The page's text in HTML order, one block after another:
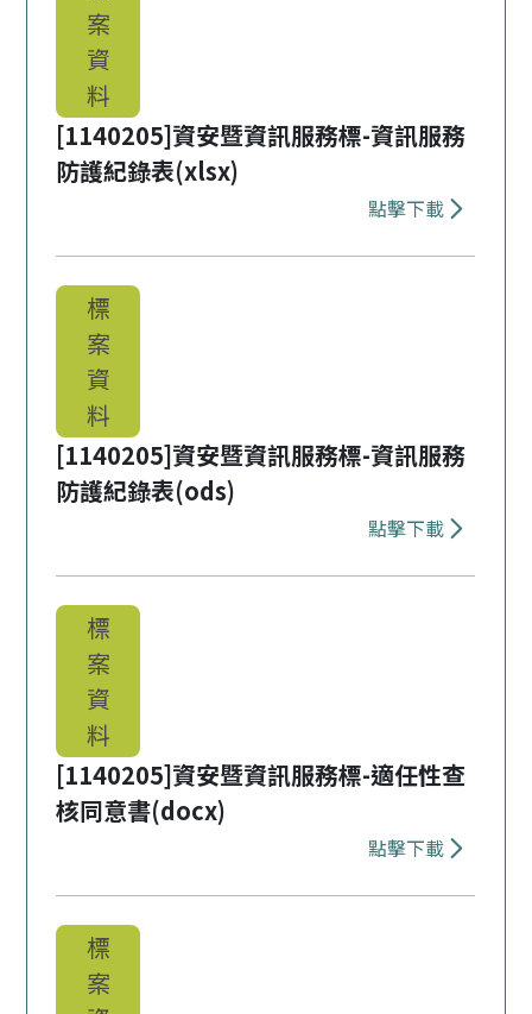
案
資
料
[1140205]資安暨資訊服務標-資訊服務
防護紀錄表(xlsx)
點擊下載
標
案
資
料
[1140205]資安暨資訊服務標-資訊服務
防護紀錄表(ods)
點擊下載
標
案
資
料
[1140205]資安暨資訊服務標-適任性查
核同意書(docx)
點擊下載
標
案